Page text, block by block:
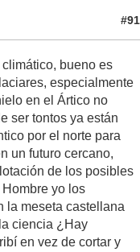
#91
bueno es
especialmente
en el Ártico no
ser tontos ya están
por el norte para
un futuro cercano,
de los posibles
yo los
la meseta castellana
ciencia ¿Hay
en vez de cortar y